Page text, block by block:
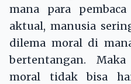
mana para
aktual, manusia
dilema moral di
bertentangan.
moral tidak bisa